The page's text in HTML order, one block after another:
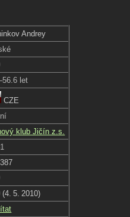
Andrey
let
CZE
klub Jičín z.s.
(4. 5. 2010)